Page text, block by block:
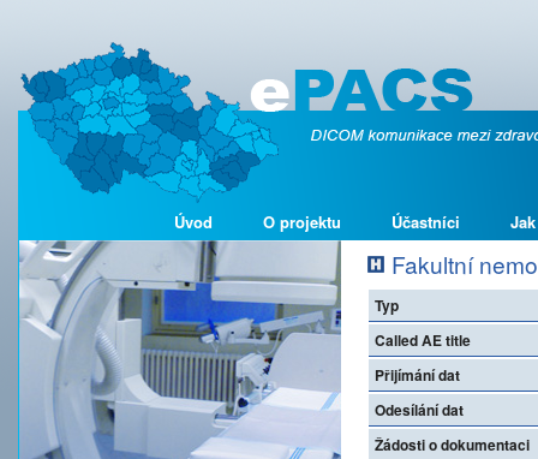
Úvod O projektu Účastníci
Fakultní
Typ
Called AE title
Přijímání dat
Odesílání dat
Žádosti o dokumentaci